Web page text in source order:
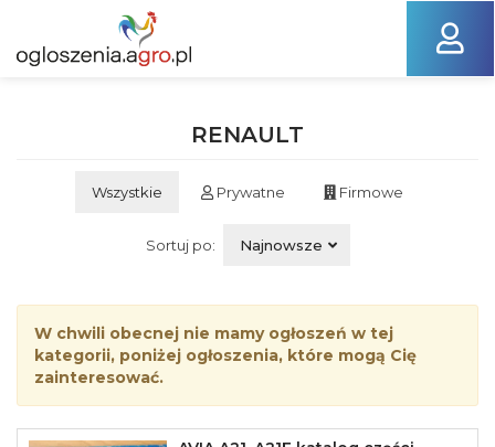
RENAULT
Wszystkie Prywatne Firmowe
Sortuj po: Najnowsze
W chwili obecnej nie mamy ogłoszeń w tej
kategorii, poniżej ogłoszenia, które mogą Cię
zainteresować.